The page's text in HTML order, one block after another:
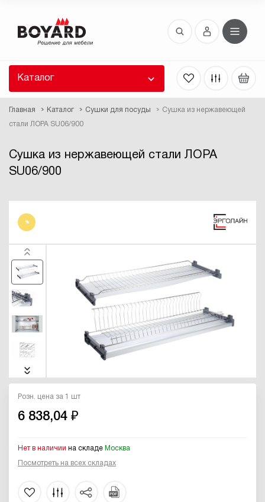
Каталог
Главная Каталог Сушки для посуды Сушка из нержавеющей
стали ЛОРА SU06/900
Сушка из нержавеющей стали ЛОРА
SU06/900
%
Розн. цена за 1 шт
6 838,04 ₽
Нет в наличии на складе Москва
Посмотреть на всех складах
Восстановление пароля
высланы вам по E-Mail.
ссылку для восстановления